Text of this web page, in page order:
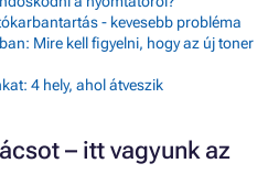
- kevesebb probléma
Mire kell figyelni, hogy az új toner
4 hely, ahol átveszik
– itt vagyunk az